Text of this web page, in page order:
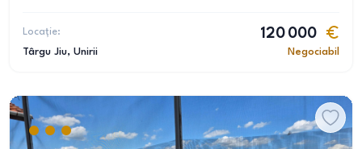
Locație:
Târgu Jiu, Unirii
120 000
Negociabil